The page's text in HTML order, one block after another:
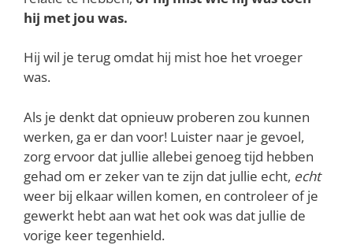
hij met jou was.
Hij wil je terug omdat hij mist hoe het vroeger
was.
Als je denkt dat opnieuw proberen zou kunnen
werken, ga er dan voor! Luister naar je gevoel,
zorg ervoor dat jullie allebei genoeg tijd hebben
gehad om er zeker van te zijn dat jullie echt, echt
weer bij elkaar willen komen, en controleer of je
gewerkt hebt aan wat het ook was dat jullie de
vorige keer tegenhield.